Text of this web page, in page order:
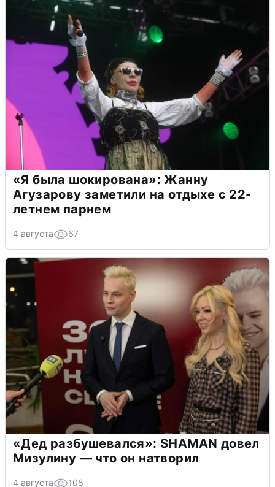
«Я была шокирована»: Жанну
Агузарову заметили на отдыхе с 22-
летнем парнем
4 августа 67
«Дед разбушевался»: SHAMAN довел
Мизулину — что он натворил
4 августа 108